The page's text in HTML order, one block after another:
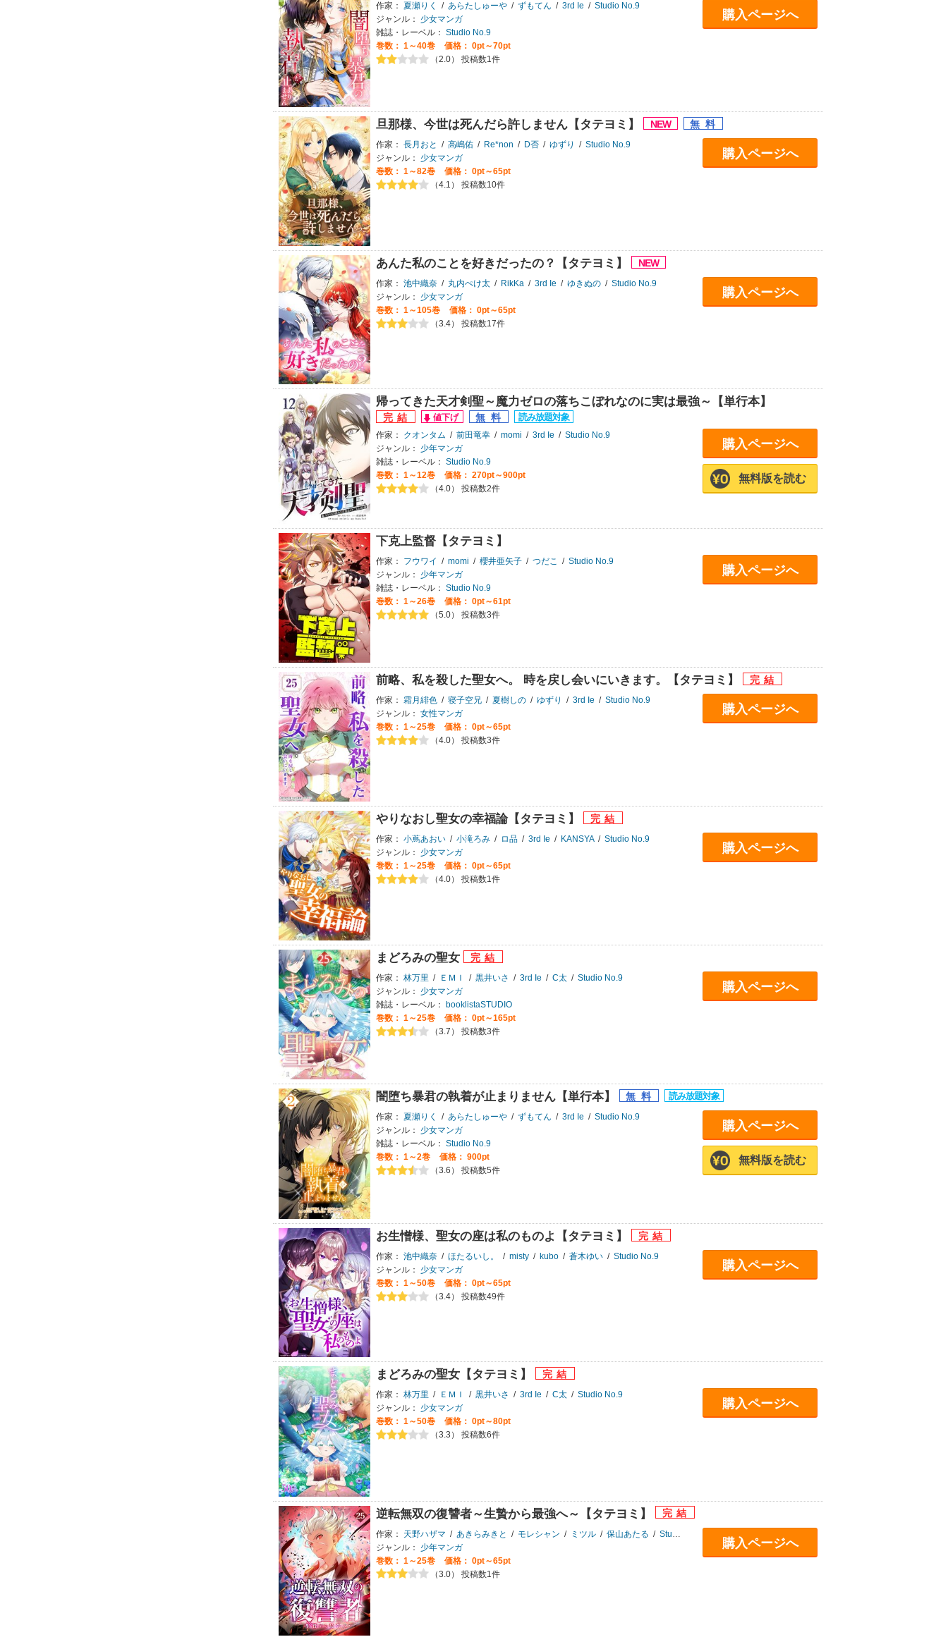
作家： 夏瀬りく / あらたしゅーや / ずもてん / 3rd Ie / Studio No.9
ジャンル：
少女マンガ
雑誌・レーベル： Studio No.9
巻数： 1～40巻
価格： 0pt～70pt
（2.0） 投稿数1件
購入ページへ
旦那様、今世は死んだら許しません【タテヨミ】
作家： 長月おと / 高嶋佑 / Re*non / D否 / ゆずり / Studio No.9
ジャンル：
少女マンガ
巻数： 1～82巻
価格： 0pt～65pt
（4.1） 投稿数10件
購入ページへ
あんた私のことを好きだったの？【タテヨミ】
作家： 池中織奈 / 丸内ぺけ太 / RikKa / 3rd Ie / ゆきぬの / Studio No.9
ジャンル：
少女マンガ
巻数： 1～105巻
価格： 0pt～65pt
（3.4） 投稿数17件
購入ページへ
帰ってきた天才剣聖～魔力ゼロの落ちこぼれなのに実は最強～【単行本】
作家： クオンタム / 前田竜幸 / momi / 3rd Ie / Studio No.9
ジャンル：
少年マンガ
雑誌・レーベル： Studio No.9
巻数： 1～12巻
価格： 270pt～900pt
（4.0） 投稿数2件
購入ページへ
無料版を読む
下克上監督【タテヨミ】
作家： フウワイ / momi / 櫻井亜矢子 / つだこ / Studio No.9
ジャンル：
少年マンガ
雑誌・レーベル： Studio No.9
巻数： 1～26巻
価格： 0pt～61pt
（5.0） 投稿数3件
購入ページへ
前略、私を殺した聖女へ。 時を戻し会いにいきます。【タテヨミ】
作家： 霜月緋色 / 寝子空兄 / 夏樹しの / ゆずり / 3rd Ie / Studio No.9
ジャンル： 女性マンガ
巻数： 1～25巻
価格： 0pt～65pt
（4.0） 投稿数3件
購入ページへ
やりなおし聖女の幸福論【タテヨミ】
作家： 小蔦あおい / 小滝ろみ / ロ品 / 3rd Ie / KANSYA / Studio No.9
ジャンル：
少女マンガ
巻数： 1～25巻
価格： 0pt～65pt
（4.0） 投稿数1件
購入ページへ
まどろみの聖女
作家： 林万里 / ＥＭＩ / 黒井いさ / 3rd Ie / C太 / Studio No.9
ジャンル：
少女マンガ
雑誌・レーベル： booklistaSTUDIO
巻数： 1～25巻
価格： 0pt～165pt
（3.7） 投稿数3件
購入ページへ
闇堕ち暴君の執着が止まりません【単行本】
作家： 夏瀬りく / あらたしゅーや / ずもてん / 3rd Ie / Studio No.9
ジャンル：
少女マンガ
雑誌・レーベル： Studio No.9
巻数： 1～2巻
価格： 900pt
（3.6） 投稿数5件
購入ページへ
無料版を読む
お生憎様、聖女の座は私のものよ【タテヨミ】
作家： 池中織奈 / ほたるいし。 / misty / kubo / 蒼木ゆい / Studio No.9
ジャンル：
少女マンガ
巻数： 1～50巻
価格： 0pt～65pt
（3.4） 投稿数49件
購入ページへ
まどろみの聖女【タテヨミ】
作家： 林万里 / ＥＭＩ / 黒井いさ / 3rd Ie / C太 / Studio No.9
ジャンル：
少女マンガ
巻数： 1～50巻
価格： 0pt～80pt
（3.3） 投稿数6件
購入ページへ
逆転無双の復讐者～生贄から最強へ～【タテヨミ】
作家： 天野ハザマ / あきらみきと / モレシャン / ミツル / 保山あたる / Studio No.9
ジャンル：
少年マンガ
巻数： 1～25巻
価格： 0pt～65pt
（3.0） 投稿数1件
購入ページへ